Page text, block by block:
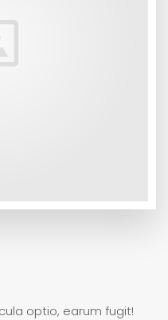
optio, earum fugit!